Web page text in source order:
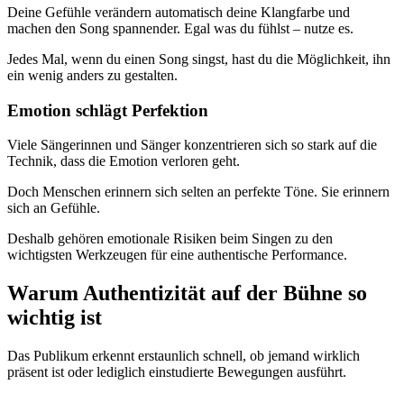
Deine Gefühle verändern automatisch deine Klangfarbe und
machen den Song spannender. Egal was du fühlst – nutze es.
Jedes Mal, wenn du einen Song singst, hast du die Möglichkeit, ihn
ein wenig anders zu gestalten.
Emotion schlägt Perfektion
Viele Sängerinnen und Sänger konzentrieren sich so stark auf die
Technik, dass die Emotion verloren geht.
Doch Menschen erinnern sich selten an perfekte Töne. Sie erinnern
sich an Gefühle.
Deshalb gehören emotionale Risiken beim Singen zu den
wichtigsten Werkzeugen für eine authentische Performance.
Warum Authentizität auf der Bühne so
wichtig ist
Das Publikum erkennt erstaunlich schnell, ob jemand wirklich
präsent ist oder lediglich einstudierte Bewegungen ausführt.